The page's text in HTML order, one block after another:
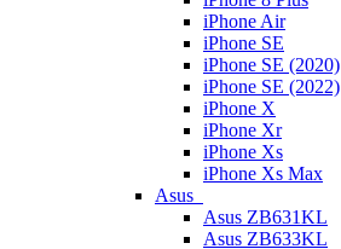
iPhone Air
iPhone SE
iPhone SE (2020)
iPhone SE (2022)
iPhone X
iPhone Xr
iPhone Xs
iPhone Xs Max
Asus
Asus ZB631KL
Asus ZB633KL